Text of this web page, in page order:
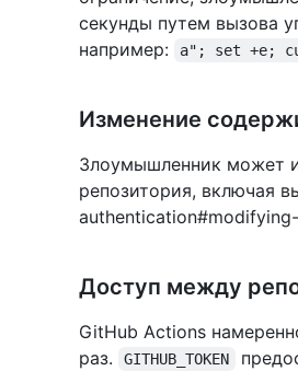
секунды путем вызова
например:
a"; set +e;
Изменение
Злоумышленник может
репозитория, включая
Доступ между
GitHub Actions
раз.
GITHUB_TOKEN